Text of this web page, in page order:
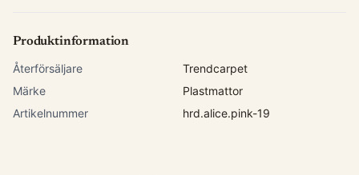
Produktinformation
Återförsäljare
Trendcarpet
Märke
Plastmattor
Artikelnummer
hrd.alice.pink-19